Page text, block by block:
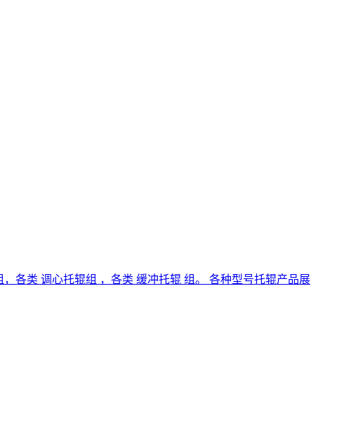
各类 调心托辊组 ，各类 缓冲托辊 组。 各种型号托辊产品展